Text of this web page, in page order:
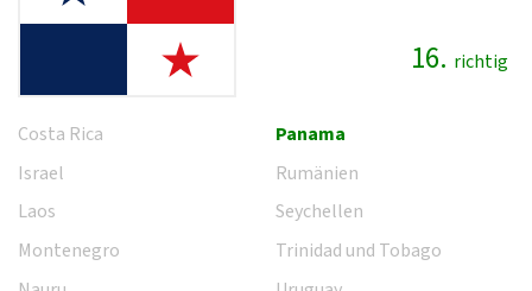
16. richtig
Costa Rica
Israel
Laos
Montenegro
Panama
Rumänien
Seychellen
Trinidad und Tobago